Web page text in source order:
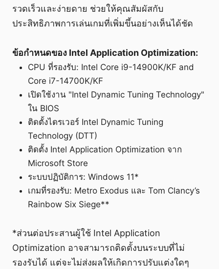
รวดเร็วและง่ายดาย ช่วยให้คุณสัมผัสกับ
ประสิทธิภาพการเล่นเกมที่เพิ่มขึ้นอย่างเห็นได้ชัด
ข้อกำหนดของ Intel Application Optimization:
CPU ที่รองรับ: Intel Core i9-14900K/KF and
Core i7-14700K/KF
เปิดใช้งาน "Intel Dynamic Tuning Technology"
ใน BIOS
ติดตั้งไดรเวอร์ Intel Dynamic Tuning
Technology (DTT)
ติดตั้ง Intel Application Optimization จาก
Microsoft Store
ระบบปฏิบัติการ: Windows 11*
เกมที่รองรับ: Metro Exodus และ Tom Clancy’s
Rainbow Six Siege**
*ส่วนต่อประสานผู้ใช้ Intel Application
Optimization อาจสามารถติดตั้งบนระบบที่ไม่
รองรับได้ แต่จะไม่ส่งผลให้เกิดการปรับแต่งใดๆ